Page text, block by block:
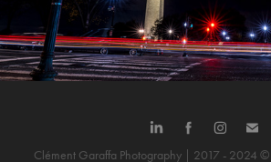
Clément Garaffa Photography | 2017 - 2024 ©